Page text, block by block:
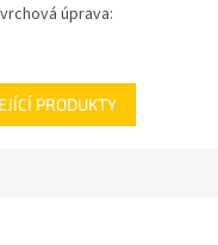
úprava:
PRODUKTY